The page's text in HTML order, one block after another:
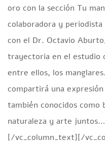
oro con la sección Tu
colaboradora y periodista
con el Dr. Octavio
trayectoria en el estudio
entre ellos, los
compartirá una
también conocidos como
naturaleza y arte
[/vc_column_text][/